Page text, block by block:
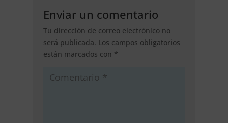
Enviar un comentario
Tu dirección de correo electrónico no
será publicada. Los campos obligatorios
están marcados con *